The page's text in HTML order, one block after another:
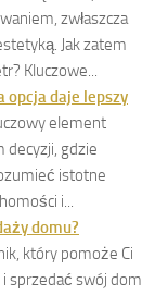
zwłaszcza
Jak zatem
Kluczowe...
opcja daje lepszy
element
decyzji, gdzie
istotne
i...
domu?
który pomoże Ci
sprzedać swój dom